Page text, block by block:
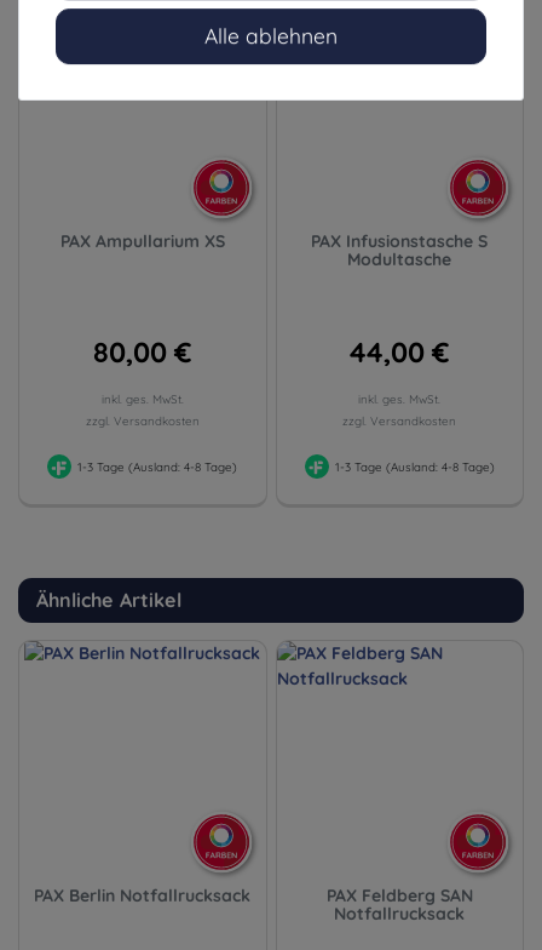
PAX Ampullarium XS
80,00 €
inkl. ges. MwSt.
zzgl. Versandkosten
1-3 Tage (Ausland: 4-8 Tage)
PAX Infusionstasche S
Modultasche
44,00 €
inkl. ges. MwSt.
zzgl. Versandkosten
1-3 Tage (Ausland: 4-8 Tage)
Ähnliche Artikel
PAX Berlin Notfallrucksack
PAX Feldberg SAN
Notfallrucksack
Alle ablehnen